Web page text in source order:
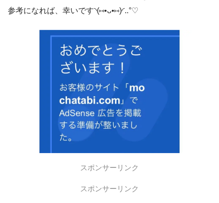
参考になれば、幸いです◝(⑅•ᴗ•⑅)◜..°♡
スポンサーリンク
スポンサーリンク